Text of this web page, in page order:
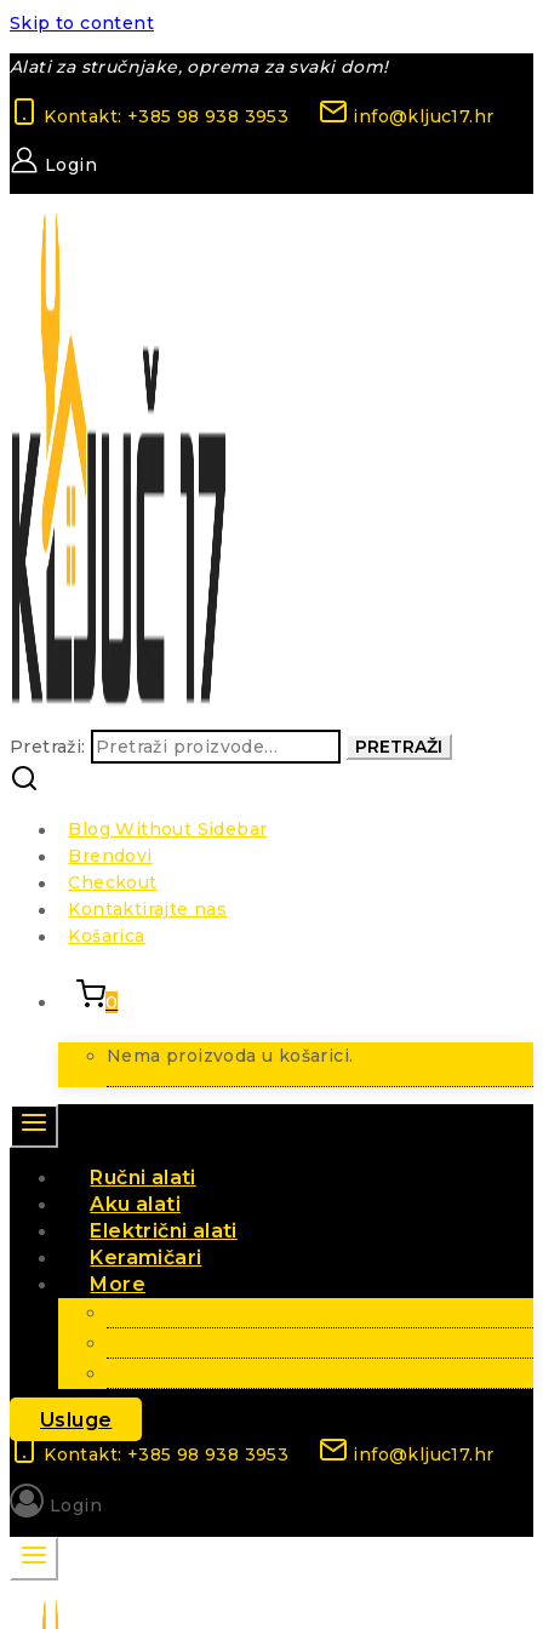
Skip to content
Alati za stručnjake, oprema za svaki dom!
Kontakt: +385 98 938 3953 info@kljuc17.hr
Login
Pretraži: PRETRAŽI
Blog Without Sidebar
Brendovi
Checkout
Kontaktirajte nas
Košarica
0
Nema proizvoda u košarici.
Ručni alati
Aku alati
Električni alati
Keramičari
More
Usluge
Kontakt: +385 98 938 3953 info@kljuc17.hr
Login